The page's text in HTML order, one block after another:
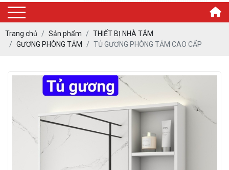
Trang chủ Sản phẩm
THIẾT BỊ NHÀ TẮM
GƯƠNG PHÒNG TẮM
TỦ GƯƠNG PHÒNG TẮM CAO CẤP